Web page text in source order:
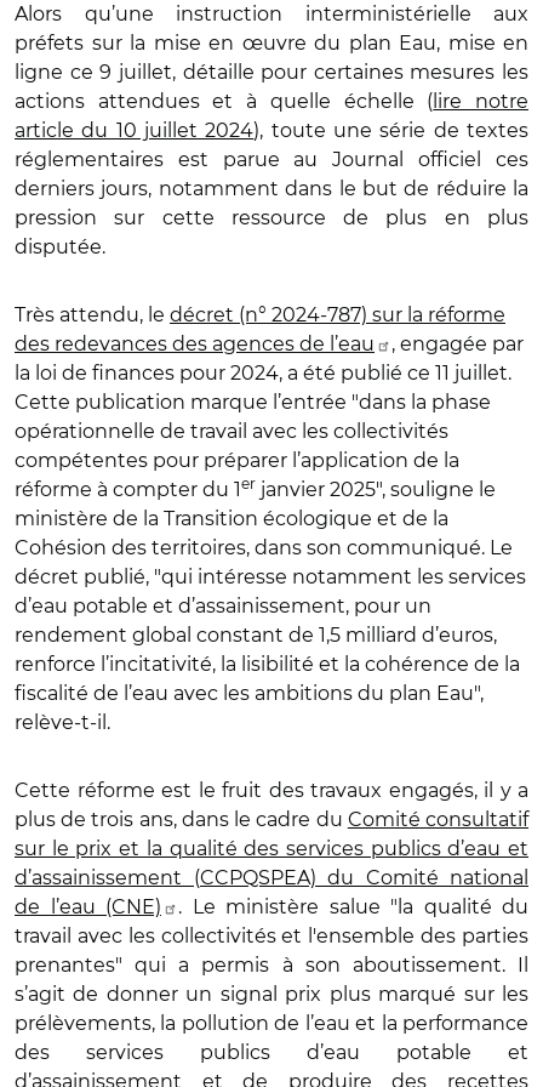
Alors qu’une instruction interministérielle aux
préfets sur la mise en œuvre du plan Eau, mise en
ligne ce 9 juillet, détaille pour certaines mesures les
actions attendues et à quelle échelle ( lire notre
article du 10 juillet 2024), toute une série de textes
réglementaires est parue au Journal officiel ces
derniers jours, notamment dans le but de réduire la
pression sur cette ressource de plus en plus
disputée.
Très attendu, le décret (n° 2024-787) sur la réforme
des redevances des agences de l’eau
, engagée par
la loi de finances pour 2024, a été publié ce 11 juillet.
Cette publication marque l’entrée "dans la phase
opérationnelle de travail avec les collectivités
compétentes pour préparer l’application de la
réforme à compter du 1er janvier 2025", souligne le
ministère de la Transition écologique et de la
Cohésion des territoires, dans son communiqué. Le
décret publié, "qui intéresse notamment les services
d’eau potable et d’assainissement, pour un
rendement global constant de 1,5 milliard d’euros,
renforce l’incitativité, la lisibilité et la cohérence de la
fiscalité de l’eau avec les ambitions du plan Eau",
relève-t-il.
Cette réforme est le fruit des travaux engagés, il y a
plus de trois ans, dans le cadre du Comité consultatif
sur le prix et la qualité des services publics d’eau et
d’assainissement (CCPQSPEA) du Comité national
de l’eau (CNE)
. Le ministère salue "la qualité du
travail avec les collectivités et l'ensemble des parties
prenantes" qui a permis à son aboutissement. Il
s’agit de donner un signal prix plus marqué sur les
prélèvements, la pollution de l’eau et la performance
des services publics d’eau potable et
d’assainissement et de produire des recettes